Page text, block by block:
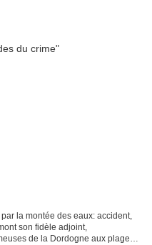
la montée des eaux: accident,
son fidèle adjoint,
de la Dordogne aux plages